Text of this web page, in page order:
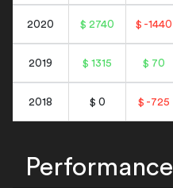
2020 $ 2740 $ -1440
2019 $ 1315 $ 70
2018 $ 0 $ -725
Performance